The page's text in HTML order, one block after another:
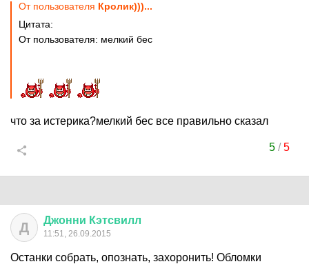
От пользователя Кролик)))...
Цитата:
От пользователя: мелкий бес
что за истерика?мелкий бес все правильно сказал
5/5
Д Джонни Кэтсвилл
11:51, 26.09.2015
Останки собрать, опознать, захоронить! Обломки